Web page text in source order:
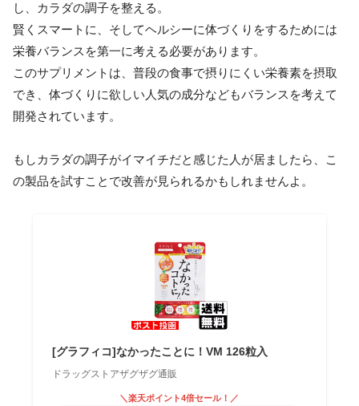
し、カラダの調子を整える。
賢くスマートに、そしてヘルシーに体づくりをするためには
栄養バランスを第一に考える必要があります。
このサプリメントは、普段の食事で摂りにくい栄養素を摂取
でき、体づくりに欲しい人気の成分などもバランスを考えて
開発されています。
もしカラダの調子がイマイチだと感じた人が居ましたら、こ
の製品を試すことで改善が見られるかもしれませんよ。
[グラフィコ]なかったことに！VM 126粒入
ドラッグストアザグザグ通販
＼楽天ポイント4倍セール！／